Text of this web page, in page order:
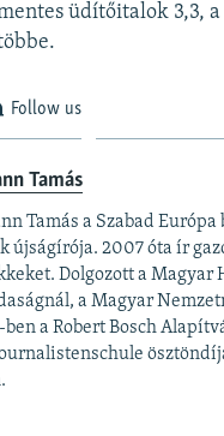
üdítőitalok 3,3,
Follow us
Tamás
Tamás a Szabad Európa
újságírója. 2007 óta ír
Dolgozott a Magyar
a Magyar
a Robert Bosch